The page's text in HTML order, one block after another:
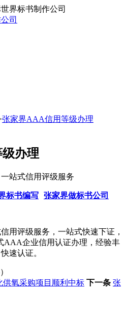
界标书制作公司
张家界AAA信用等级办理
办理
站式信用评级服务
标书编写 张家界做标书公司
用评级服务，一站式快速下证，
AAA企业信用认证办理，经验丰
速认证。
供氧采购项目顺利中标 下一条 张